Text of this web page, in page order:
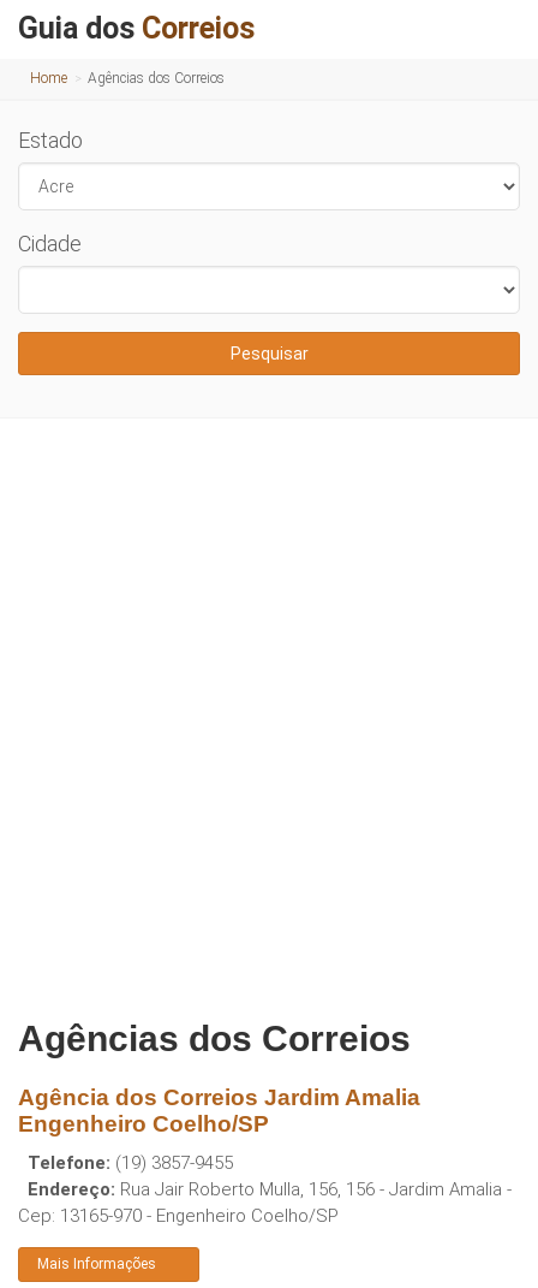
Guia dos Correios
Home Agências dos Correios
Estado
Cidade
Pesquisar
Agências dos Correios
Agência dos Correios Jardim Amalia
Engenheiro Coelho/SP
Telefone: (19) 3857-9455
Endereço: Rua Jair Roberto Mulla, 156, 156 - Jardim Amalia -
Cep: 13165-970 - Engenheiro Coelho/SP
Mais Informações